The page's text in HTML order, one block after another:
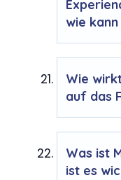
wie
Wie
auf das
Was ist
ist es